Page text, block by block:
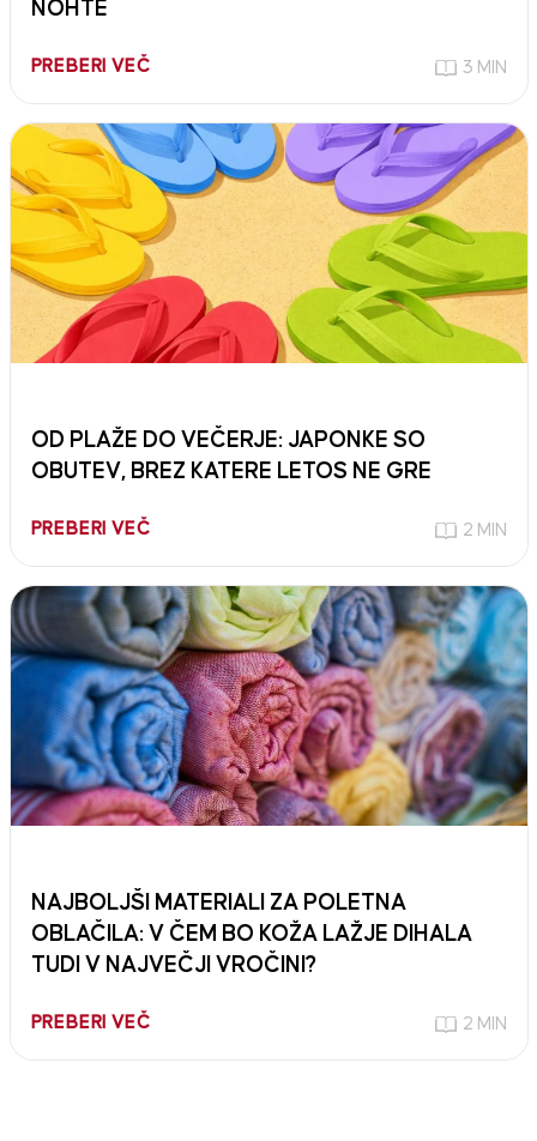
NOHTE
PREBERI VEČ 3 MIN
OD PLAŽE DO VEČERJE: JAPONKE SO
OBUTEV, BREZ KATERE LETOS NE GRE
PREBERI VEČ 2 MIN
NAJBOLJŠI MATERIALI ZA POLETNA
OBLAČILA: V ČEM BO KOŽA LAŽJE DIHALA
TUDI V NAJVEČJI VROČINI?
PREBERI VEČ 2 MIN